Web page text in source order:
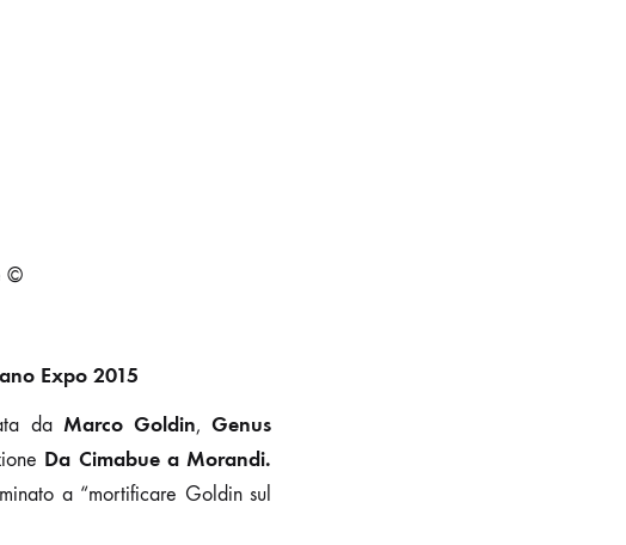
©
Expo 2015
da Marco Goldin,Genus
Da Cimabue a Morandi.
a “mortificare Goldin sul